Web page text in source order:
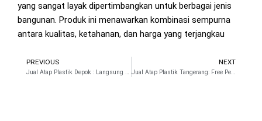
yang sangat layak dipertimbangkan untuk berbagai jenis
bangunan. Produk ini menawarkan kombinasi sempurna
antara kualitas, ketahanan, dan harga yang terjangkau
Prev
PREVIOUS NEXT
Jual Atap Plastik Tangerang: Free Pengiriman